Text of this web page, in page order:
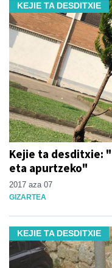
KEJIE TA DESDITXIE
Kejie ta desditxie:
eta apurtzeko"
2017 aza 07
GIZARTEA
KEJIE TA DESDITXIE